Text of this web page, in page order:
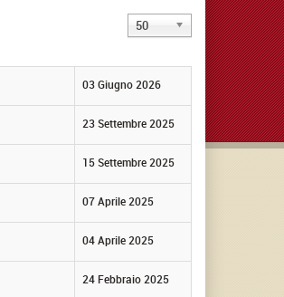
Visualizza
n.
50
03 Giugno 2026
23 Settembre 2025
15 Settembre 2025
07 Aprile 2025
04 Aprile 2025
24 Febbraio 2025